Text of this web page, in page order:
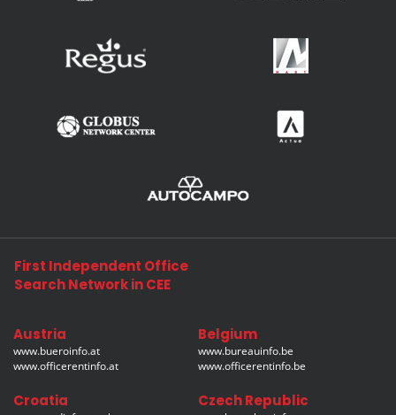
First Independent Office
Search Network in CEE
Austria
www.bueroinfo.at
www.officerentinfo.at
Belgium
www.bureauinfo.be
www.officerentinfo.be
Croatia Czech Republic